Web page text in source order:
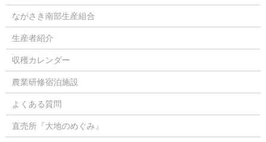
ながさき南部生産組合
生産者紹介
収穫カレンダー
農業研修宿泊施設
よくある質問
直売所『大地のめぐみ』